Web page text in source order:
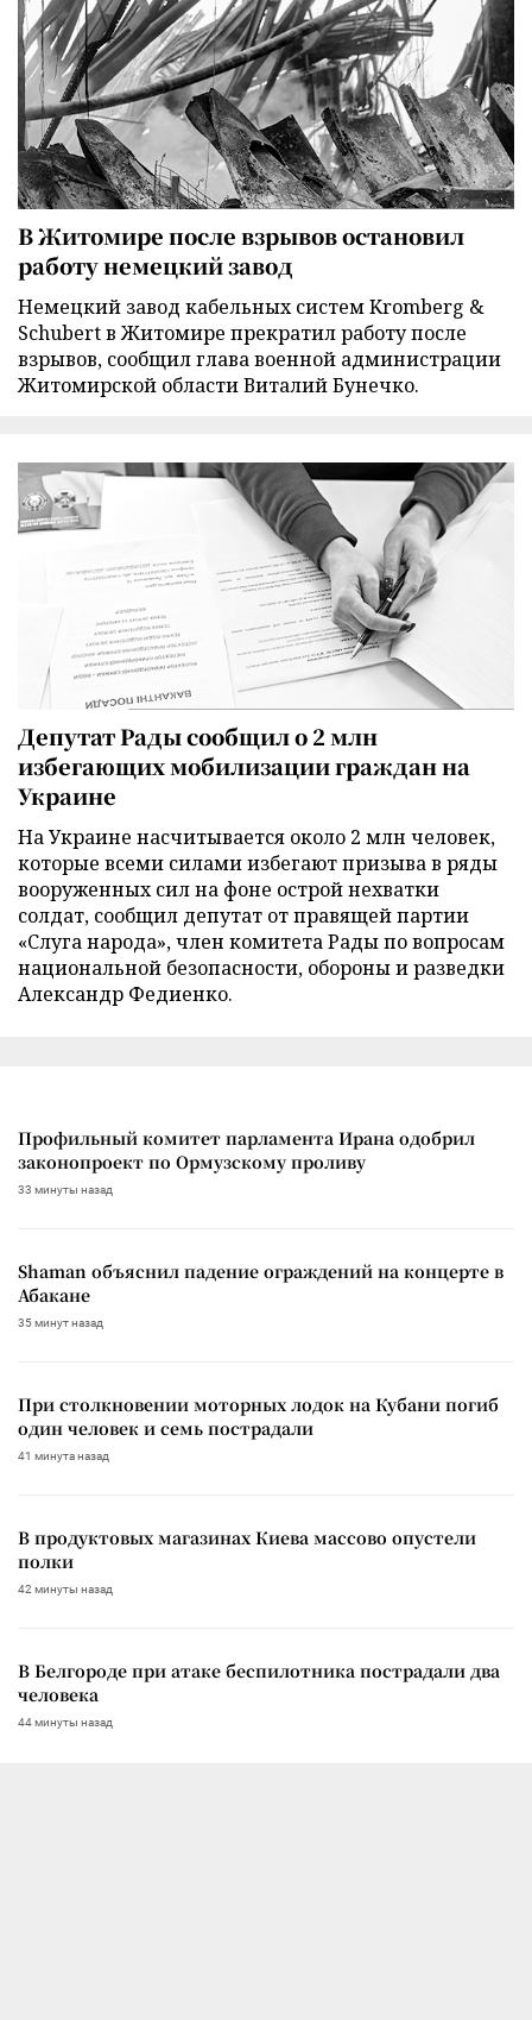
В Житомире после взрывов остановил
работу немецкий завод
Немецкий завод кабельных систем Kromberg &
Schubert в Житомире прекратил работу после
взрывов, сообщил глава военной администрации
Житомирской области Виталий Бунечко.
Депутат Рады сообщил о 2 млн
избегающих мобилизации граждан на
Украине
На Украине насчитывается около 2 млн человек,
которые всеми силами избегают призыва в ряды
вооруженных сил на фоне острой нехватки
солдат, сообщил депутат от правящей партии
«Слуга народа», член комитета Рады по вопросам
национальной безопасности, обороны и разведки
Александр Федиенко.
Профильный комитет парламента Ирана одобрил
законопроект по Ормузскому проливу
33 минуты назад
Shaman объяснил падение ограждений на концерте в
Абакане
35 минут назад
При столкновении моторных лодок на Кубани погиб
один человек и семь пострадали
41 минута назад
В продуктовых магазинах Киева массово опустели
полки
42 минуты назад
В Белгороде при атаке беспилотника пострадали два
человека
44 минуты назад